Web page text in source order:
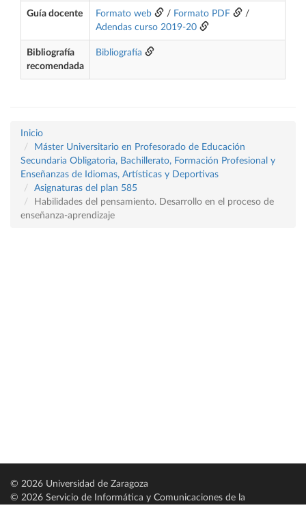
Guía docente Formato web / Formato PDF
/
Adendas curso 2019-20
Bibliografía
recomendada
Bibliografía
Inicio
Máster Universitario en Profesorado de Educación
Secundaria Obligatoria, Bachillerato, Formación Profesional y
Enseñanzas de Idiomas, Artísticas y Deportivas
Asignaturas del plan 585
Habilidades del pensamiento. Desarrollo en el proceso de
enseñanza-aprendizaje
© 2026 Universidad de Zaragoza
© 2026 Servicio de Informática y Comunicaciones de la